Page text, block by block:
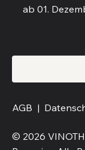
ab 01.
© 2026
AGB |